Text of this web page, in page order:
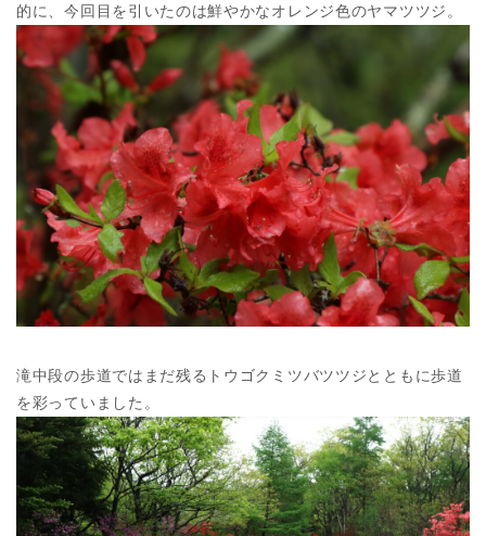
的に、今回目を引いたのは鮮やかなオレンジ色のヤマツツジ。
滝中段の歩道ではまだ残るトウゴクミツバツツジとともに歩道
を彩っていました。